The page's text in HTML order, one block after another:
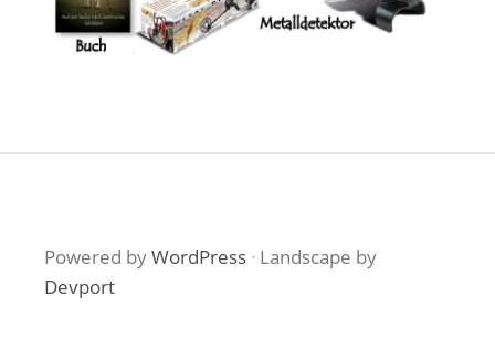
Powered byWordPress · Landscape by
Devport